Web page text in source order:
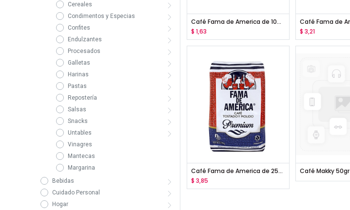
Cereales
Condimentos y Especias
Confites
Endulzantes
Procesados
Galletas
Harinas
Pastas
Repostería
Salsas
Snacks
Untables
Vinagres
Mantecas
Margarina
Bebidas
Cuidado Personal
Hogar
Café Fama de America de 100 gr
$1,63
$3,21
Café Fama de America de 250 gr
$3,85
Café Makky 50gr